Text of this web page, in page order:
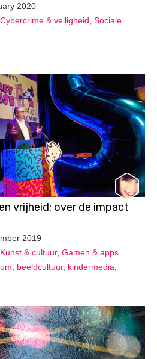
2020
Cybercrime & veiligheid Sociale
vrijheid: over de impact
2019
Kunst & cultuur, Gamen & apps
beeldcultuur, kindermedia